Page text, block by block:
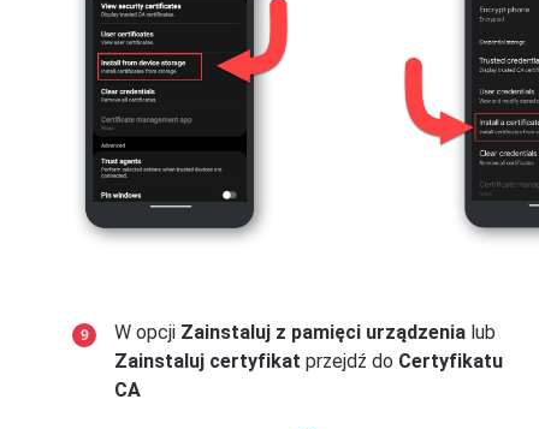
W opcji Zainstaluj z pamięci urządzenia lub
Zainstaluj certyfikat przejdź do Certyfikatu
CA